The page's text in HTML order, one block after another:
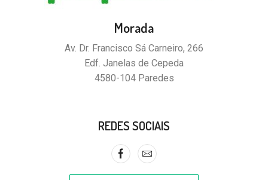
Morada
Av. Dr. Francisco Sá Carneiro, 266
Edf. Janelas de Cepeda
4580-104 Paredes
REDES SOCIAIS